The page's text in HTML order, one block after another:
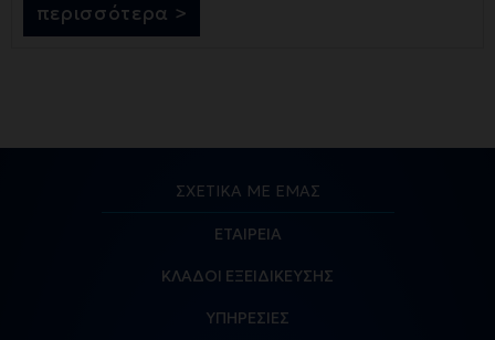
περισσότερα >
ΣΧΕΤΙΚΑ ΜΕ ΕΜΑΣ
ΕΤΑΙΡΕΙΑ
ΚΛΑΔΟΙ ΕΞΕΙΔΙΚΕΥΣΗΣ
ΥΠΗΡΕΣΙΕΣ